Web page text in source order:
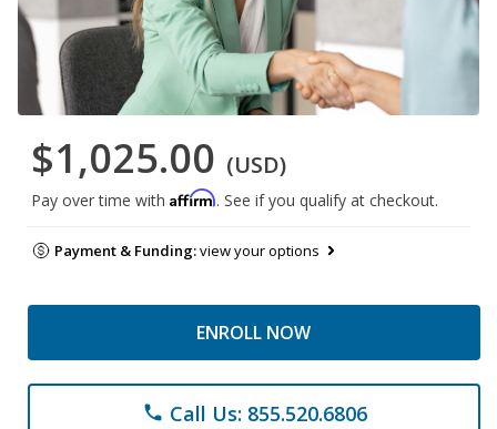
$1,025.00 (USD)
Pay over time with Affirm. See if you qualify at checkout.
Payment & Funding:view your options
ENROLL NOW
phone Call Us: 855.520.6806